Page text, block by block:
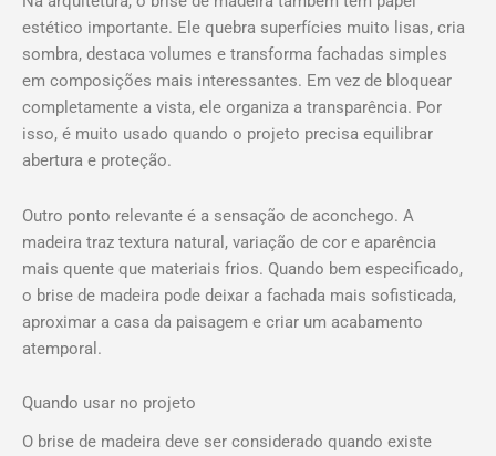
estético importante. Ele quebra superfícies muito lisas, cria
sombra, destaca volumes e transforma fachadas simples
em composições mais interessantes. Em vez de bloquear
completamente a vista, ele organiza a transparência. Por
isso, é muito usado quando o projeto precisa equilibrar
abertura e proteção.
Outro ponto relevante é a sensação de aconchego. A
madeira traz textura natural, variação de cor e aparência
mais quente que materiais frios. Quando bem especificado,
o brise de madeira pode deixar a fachada mais sofisticada,
aproximar a casa da paisagem e criar um acabamento
atemporal.
Quando usar no projeto
O brise de madeira deve ser considerado quando existe